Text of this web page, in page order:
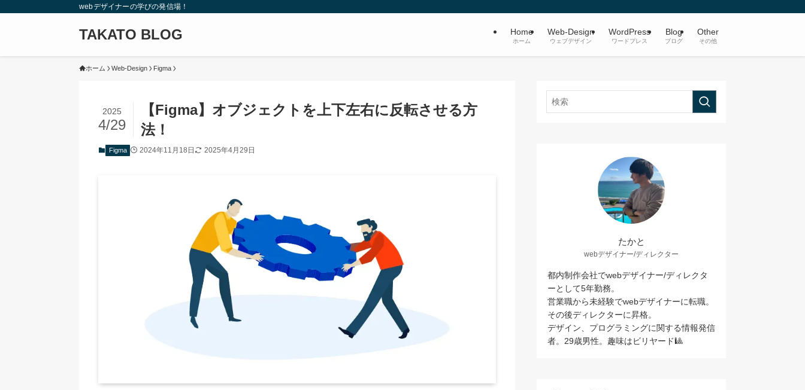
webデザイナーの学びの発信場！
TAKATO BLOG Home
ホーム
Web-Design
ウェブデザイン
WordPress
ワードプレス
Blog
ブログ
Other
その他
ホーム Web-Design Figma
【Figma】オブジェクトを上下左右に反転させる方
法！
2025
4/29
Figma 2024年11月18日 2025年4月29日
たかと
webデザイナー/ディレクター
都内制作会社でwebデザイナー/ディレクタ
ーとして5年勤務。
営業職から未経験でwebデザイナーに転職。
その後ディレクターに昇格。
デザイン、プログラミングに関する情報発信
者。29歳男性。趣味はビリヤード🎱